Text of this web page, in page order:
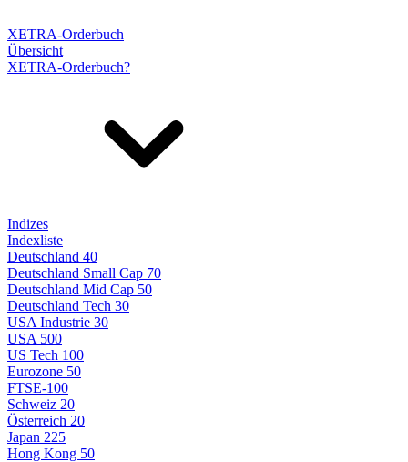
XETRA-Orderbuch
Übersicht
XETRA-Orderbuch?
Indizes
Indexliste
Deutschland 40
Deutschland Small Cap 70
Deutschland Mid Cap 50
Deutschland Tech 30
USA Industrie 30
USA 500
US Tech 100
Eurozone 50
FTSE-100
Schweiz 20
Österreich 20
Japan 225
Hong Kong 50